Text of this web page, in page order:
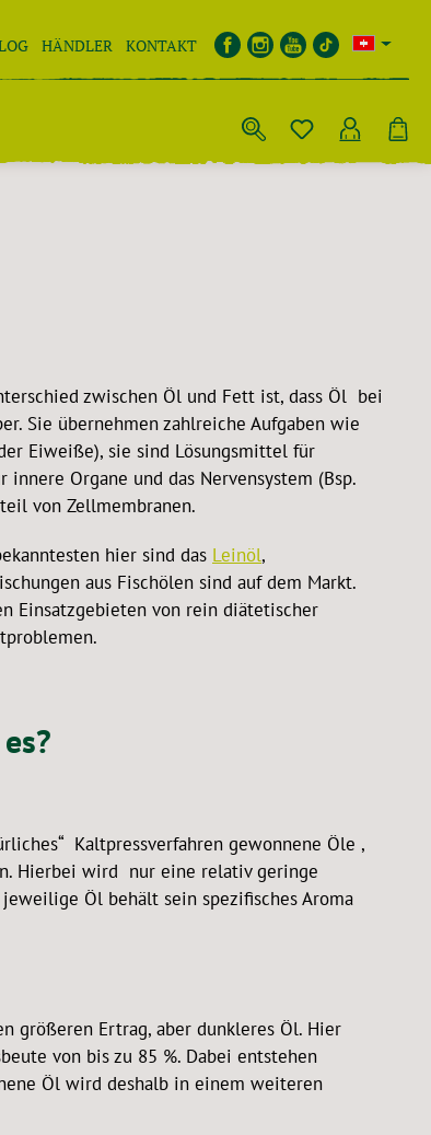
HÄNDLER KONTAKT
zwischen Öl und Fett ist, dass Öl bei
Sie übernehmen zahlreiche Aufgaben wie
Eiweiße), sie sind Lösungsmittel für
Organe und das Nervensystem (Bsp.
von Zellmembranen.
hier sind das Leinöl,
aus Fischölen sind auf dem Markt.
Einsatzgebieten von rein diätetischer
Kaltpressverfahren gewonnene Öle ,
Hierbei wird nur eine relativ geringe
Öl behält sein spezifisches Aroma
größeren Ertrag, aber dunkleres Öl. Hier
von bis zu 85 %. Dabei entstehen
Öl wird deshalb in einem weiteren